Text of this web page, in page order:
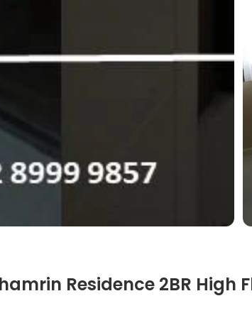
Residence 2BR High